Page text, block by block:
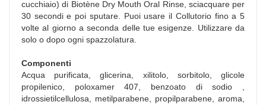
cucchiaio) di Biotène Dry Mouth Oral Rinse, sciacquare per
30 secondi e poi sputare. Puoi usare il Collutorio fino a 5
volte al giorno a seconda delle tue esigenze. Utilizzare da
solo o dopo ogni spazzolatura.
Componenti
Acqua purificata, glicerina, xilitolo, sorbitolo, glicole
propilenico, poloxamer 407, benzoato di sodio ,
idrossietilcellulosa, metilparabene, propilparabene, aroma,